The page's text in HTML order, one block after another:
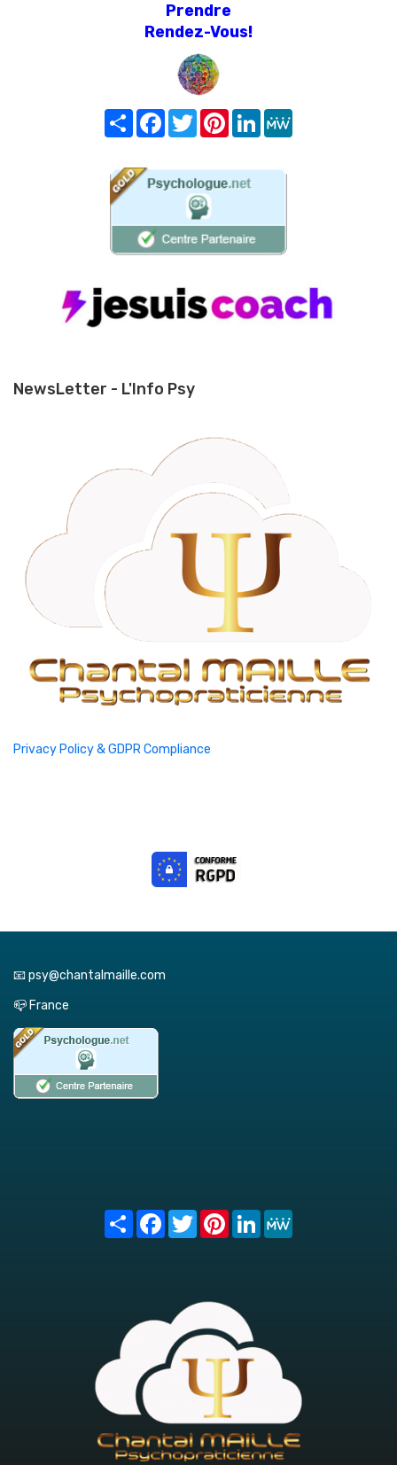
Prendre
Rendez-Vous!
Share FacebookTwitterPinterest
LinkedIn
NewsLetter - L'Info Psy
Privacy Policy & GDPR Compliance
📧 psy@chantalmaille.com
📪 France
Share FacebookTwitterPinterest
LinkedIn